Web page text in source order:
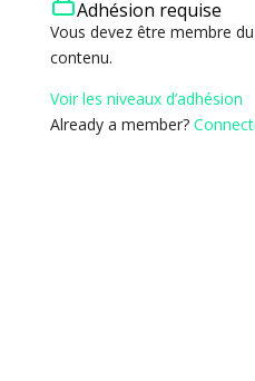
Adhésion requise
Vous devez être membre
contenu.
Voir les niveaux d’adhésion
Already a member?